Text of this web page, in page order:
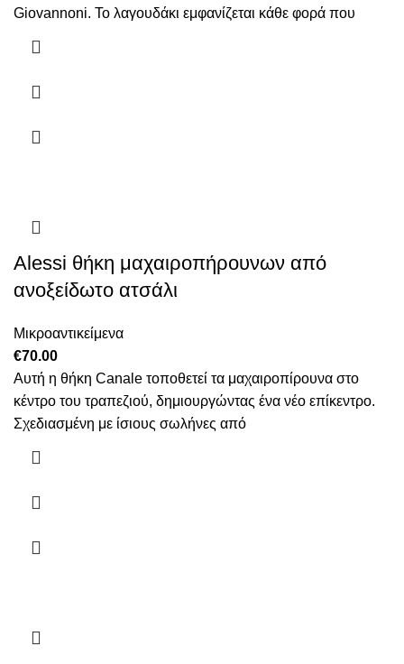
Giovannoni. Το λαγουδάκι εμφανίζεται κάθε φορά που
Alessi θήκη μαχαιροπήρουνων από
ανοξείδωτο ατσάλι
Μικροαντικείμενα
€70.00
Αυτή η θήκη Canale τοποθετεί τα μαχαιροπίρουνα στο
κέντρο του τραπεζιού, δημιουργώντας ένα νέο επίκεντρο.
Σχεδιασμένη με ίσιους σωλήνες από